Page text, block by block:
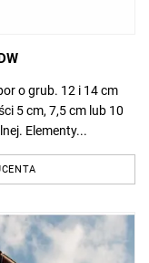
o grub. 12 i 14 cm
5 cm, 7,5 cm lub 10
Elementy...